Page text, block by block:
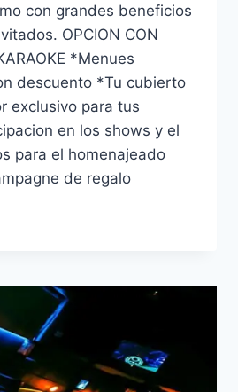
con grandes beneficios
OPCION CON
*Menues
descuento *Tu cubierto
exclusivo para tus
en los shows y el
para el homenajeado
de regalo